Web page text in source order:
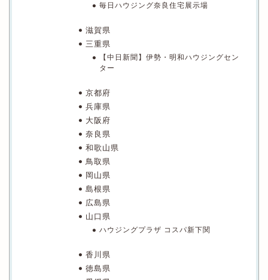
毎日ハウジング奈良住宅展示場
滋賀県
三重県
【中日新聞】伊勢・明和ハウジングセン
ター
京都府
兵庫県
大阪府
奈良県
和歌山県
鳥取県
岡山県
島根県
広島県
山口県
ハウジングプラザ コスパ新下関
香川県
徳島県